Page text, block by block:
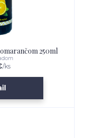
250ml
/ks